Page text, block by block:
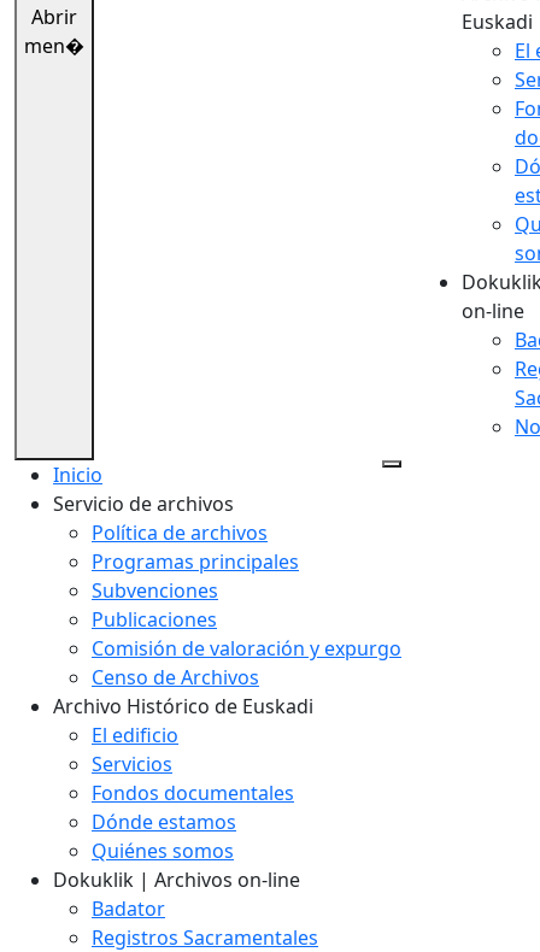
Abrir
men�
Euskadi
El
on-line
Inicio
Servicio de archivos
Política de archivos
Programas principales
Subvenciones
Publicaciones
Comisión de valoración y expurgo
Censo de Archivos
Archivo Histórico de Euskadi
El edificio
Servicios
Fondos documentales
Dónde estamos
Quiénes somos
Dokuklik | Archivos on-line
Badator
Registros Sacramentales